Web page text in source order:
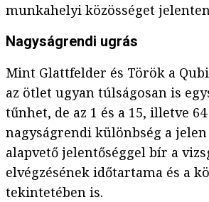
munkahelyi közösséget
Nagyságrendi ugrás
Mint Glattfelder és Török a
az ötlet ugyan túlságosan is
tűnhet, de az 1 és a 15, illetve
nagyságrendi különbség a
alapvető jelentőséggel bír a
elvégzésének időtartama és a
tekintetében is.